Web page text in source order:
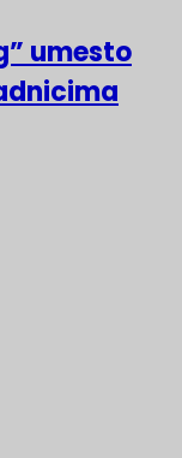
umesto